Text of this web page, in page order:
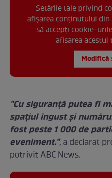
Setările tale privind
afișarea conținutului din
să accepți cookie-
afisarea
Modifică
"Cu siguranță putea fi
spațiul îngust și
fost peste 1 000 de
eveniment.", a declarat
potrivit ABC News.